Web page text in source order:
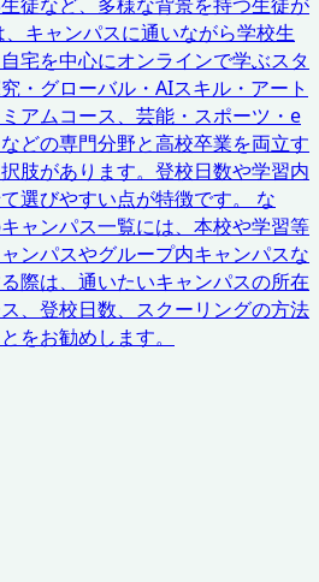
キャンパスに通いながら学校生
宅を中心にオンラインで学ぶスタ
・グローバル・AIスキル・アート
アムコース、芸能・スポーツ・e
どの専門分野と高校卒業を両立す
肢があります。登校日数や学習内
選びやすい点が特徴です。 な
ャンパス一覧には、本校や学習等
ンパスやグループ内キャンパスな
際は、通いたいキャンパスの所在
、登校日数、スクーリングの方法
をお勧めします。